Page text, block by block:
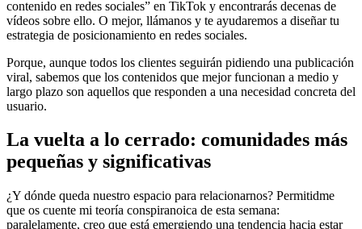
contenido en redes sociales” en TikTok y encontrarás decenas de
vídeos sobre ello. O mejor, llámanos y te ayudaremos a diseñar tu
estrategia de posicionamiento en redes sociales.
Porque, aunque todos los clientes seguirán pidiendo una publicación
viral, sabemos que los contenidos que mejor funcionan a medio y
largo plazo son aquellos que responden a una necesidad concreta del
usuario.
La vuelta a lo cerrado: comunidades más
pequeñas y significativas
¿Y dónde queda nuestro espacio para relacionarnos? Permitidme
que os cuente mi teoría conspiranoica de esta semana:
paralelamente, creo que está emergiendo una tendencia hacia estar